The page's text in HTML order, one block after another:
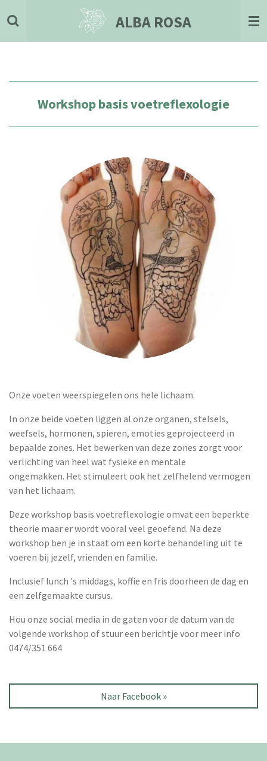
direct
naar
ALBA ROSA
Workshop basisvoetreflexologie
Onze voeten weerspiegelen ons hele lichaam.
In onze beide voeten liggen al onze organen, stelsels,
weefsels, hormonen, spieren, emoties geprojecteerd in
bepaalde zones. Het bewerken van deze zones zorgt voor
verlichting van heel wat fysieke en mentale
ongemakken. Het stimuleert ook het zelfhelend vermogen
van het lichaam.
Deze workshop basis voetreflexologie omvat een beperkte
theorie maar er wordt vooral veel geoefend. Na deze
workshop ben je in staat om een korte behandeling uit te
voeren bij jezelf, vrienden en familie.
Inclusief lunch 's middags, koffie en fris doorheen de dag en
een zelfgemaakte cursus.
Hou onze social media in de gaten voor de datum van de
volgende workshop of stuur een berichtje voor meer info
0474/351 664
Naar Facebook »